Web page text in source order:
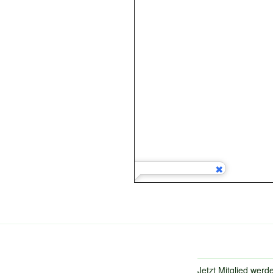
Jetzt Mitglied